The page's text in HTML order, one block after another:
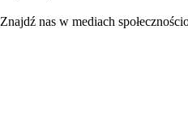
Znajdź nas w mediach